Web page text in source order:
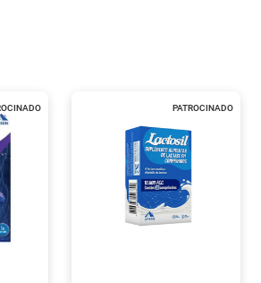
PATROCINADO